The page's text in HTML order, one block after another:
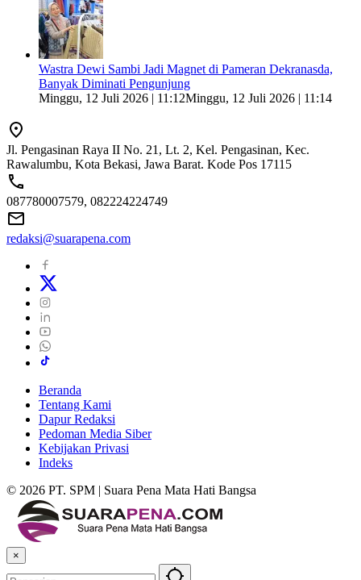
Wastra Dewi Sambi Jadi Magnet di Pameran Dekranasda,
Banyak Diminati Pengunjung
Minggu, 12 Juli 2026 | 11:12Minggu, 12 Juli 2026 | 11:14
Jl. Pengasinan Raya II No. 21, Lt. 2, Kel. Pengasinan, Kec.
Rawalumbu, Kota Bekasi, Jawa Barat. Kode Pos 17115
087780007579, 082224224749
redaksi@suarapena.com
Beranda
Tentang Kami
Dapur Redaksi
Pedoman Media Siber
Kebijakan Privasi
Indeks
© 2026 PT. SPM | Suara Pena Mata Hati Bangsa
×